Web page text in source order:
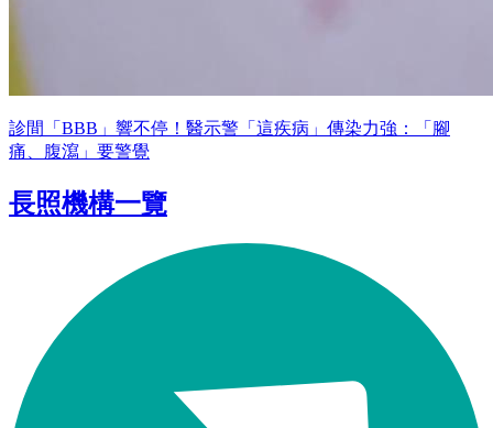
診間「BBB」響不停！醫示警「這疾病」傳染力強：「腳
痛、腹瀉」要警覺
長照機構一覽